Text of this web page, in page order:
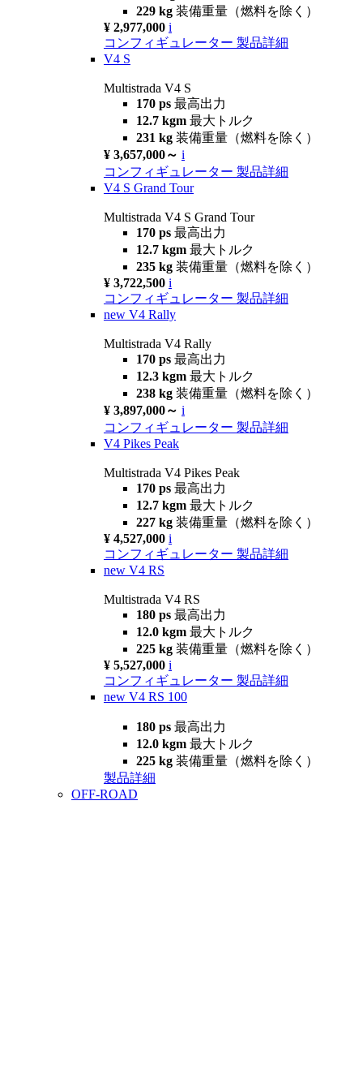
229 kg 装備重量（燃料を除く）
¥ 2,977,000 i
コンフィギュレーター 製品詳細
V4 S
Multistrada V4 S
170 ps 最高出力
12.7 kgm 最大トルク
231 kg 装備重量（燃料を除く）
¥ 3,657,000～ i
コンフィギュレーター 製品詳細
V4 S Grand Tour
Multistrada V4 S Grand Tour
170 ps 最高出力
12.7 kgm 最大トルク
235 kg 装備重量（燃料を除く）
¥ 3,722,500 i
コンフィギュレーター 製品詳細
new V4 Rally
Multistrada V4 Rally
170 ps 最高出力
12.3 kgm 最大トルク
238 kg 装備重量（燃料を除く）
¥ 3,897,000～ i
コンフィギュレーター 製品詳細
V4 Pikes Peak
Multistrada V4 Pikes Peak
170 ps 最高出力
12.7 kgm 最大トルク
227 kg 装備重量（燃料を除く）
¥ 4,527,000 i
コンフィギュレーター 製品詳細
new V4 RS
Multistrada V4 RS
180 ps 最高出力
12.0 kgm 最大トルク
225 kg 装備重量（燃料を除く）
¥ 5,527,000 i
コンフィギュレーター 製品詳細
new V4 RS 100
180 ps 最高出力
12.0 kgm 最大トルク
225 kg 装備重量（燃料を除く）
製品詳細
OFF-ROAD